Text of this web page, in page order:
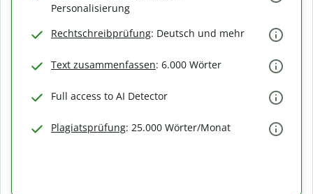
Personalisierung
Rechtschreibprüfung: Deutsch und mehr
Text zusammenfassen: 6.000 Wörter
Full access to AI Detector
Plagiatsprüfung: 25.000 Wörter/Monat